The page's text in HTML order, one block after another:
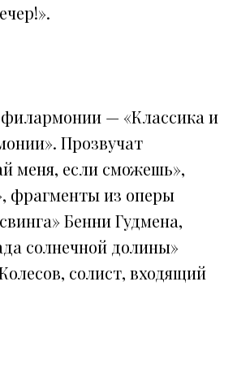
— «Классика и
Прозвучат
меня, если сможешь»,
фрагменты из оперы
Бенни Гудмена,
солнечной долины»
солист, входящий